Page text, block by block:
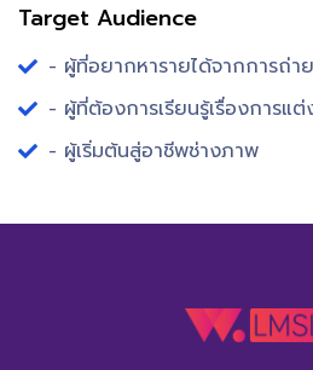
Target Audience
- ผู้ที่อยากหารายได้จากการถ่า
- ผู้ที่ต้องการเรียนรู้เรื่องการแ
- ผู้เริ่มต้นสู่อาชีพช่างภาพ